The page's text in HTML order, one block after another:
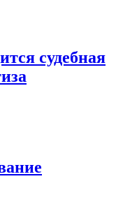
судебная